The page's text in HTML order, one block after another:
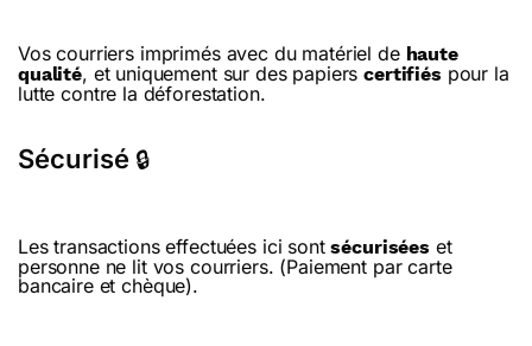
Vos courriers imprimés avec du matériel de haute
qualité, et uniquement sur des papierscertifiés pour la
lutte contre la déforestation.
Sécurisé 🔒
Les transactions effectuées ici sontsécurisées et
personne ne lit vos courriers. (Paiement par carte
bancaire et chèque).